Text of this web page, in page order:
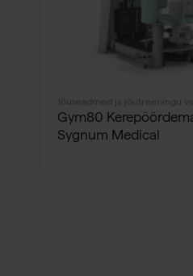
Jõuseadmed ja jõutreeningu
Gym80
Sygnum Medical